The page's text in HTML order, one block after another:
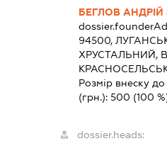
БЕГЛОВ
94500,
ХРУСТАЛЬНИЙ,
Розмір внеску
(грн.): 500 (100
dossier.heads: